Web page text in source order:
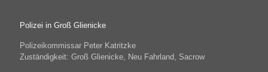
Polizei in Groß Glienicke
Polizeikommissar Peter Katritzke
Zuständigkeit: Groß Glienicke, Neu Fahrland, Sacrow